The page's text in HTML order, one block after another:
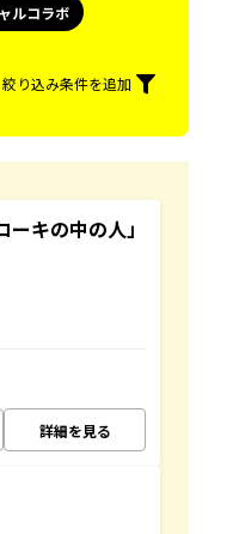
ルコラボ
絞り込み条件を追加
キの中の人」
詳細を見る